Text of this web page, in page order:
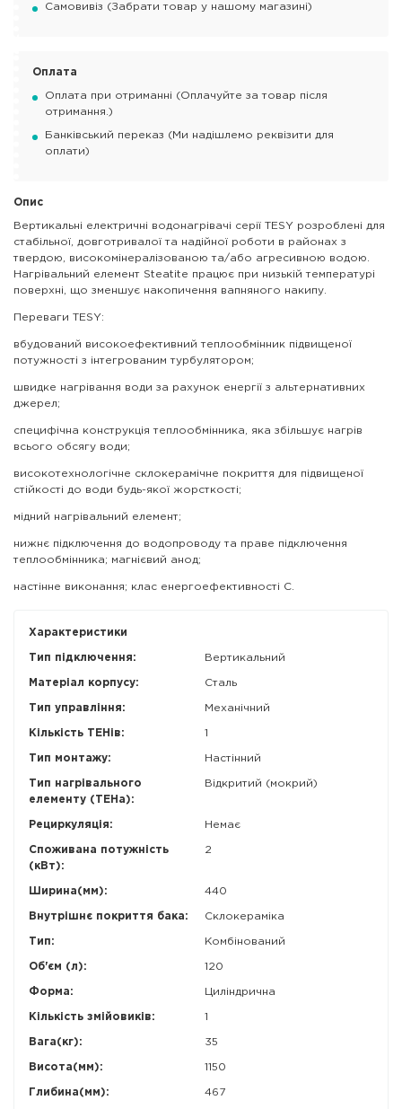
Самовивіз (Забрати товар у нашому магазині)
Оплата
Оплата при отриманні (Оплачуйте за товар після
отримання.)
Банківський переказ (Ми надішлемо реквізити для
оплати)
Опис
Вертикальні електричні водонагрівачі серії TESY розроблені для
стабільної, довготривалої та надійної роботи в районах з
твердою, високомінералізованою та/або агресивною водою.
Нагрівальний елемент Steatite працює при низькій температурі
поверхні, що зменшує накопичення вапняного накипу.
Переваги TESY:
вбудований високоефективний теплообмінник підвищеної
потужності з інтегрованим турбулятором;
швидке нагрівання води за рахунок енергії з альтернативних
джерел;
специфічна конструкція теплообмінника, яка збільшує нагрів
всього обсягу води;
високотехнологічне склокерамічне покриття для підвищеної
стійкості до води будь-якої жорсткості;
мідний нагрівальний елемент;
нижнє підключення до водопроводу та праве підключення
теплообмінника; магнієвий анод;
настінне виконання; клас енергоефективності C.
Характеристики
Тип підключення: Вертикальний
Матеріал корпусу: Сталь
Тип управління: Механічний
Кількість ТЕНів: 1
Тип монтажу: Настінний
Тип нагрівального
елементу (ТЕНа):
Відкритий (мокрий)
Рециркуляція: Немає
Споживана потужність
(кВт):
2
Ширина(мм): 440
Внутрішнє покриття бака: Склокераміка
Тип: Комбінований
Об'єм (л): 120
Форма: Циліндрична
Кількість змійовиків: 1
Вага(кг): 35
Висота(мм): 1150
Глибина(мм): 467